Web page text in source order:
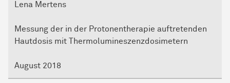
Lena Mertens
Messung der in der Protonentherapie auftretenden
Hautdosis mit Thermolumineszenzdosimetern
August 2018